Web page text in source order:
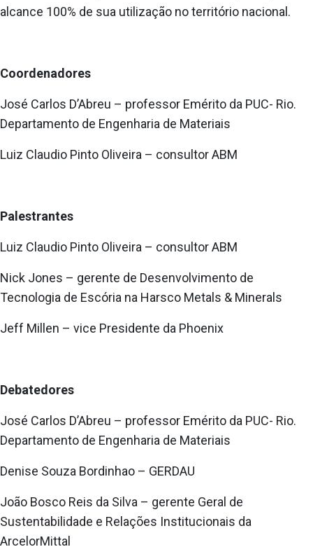
alcance 100% de sua utilização no território nacional.
Coordenadores
José Carlos D’Abreu – professor Emérito da PUC- Rio.
Departamento de Engenharia de Materiais
Luiz Claudio Pinto Oliveira – consultor ABM
Palestrantes
Luiz Claudio Pinto Oliveira – consultor ABM
Nick Jones – gerente de Desenvolvimento de
Tecnologia de Escória na Harsco Metals & Minerals
Jeff Millen – vice Presidente da Phoenix
Debatedores
José Carlos D’Abreu – professor Emérito da PUC- Rio.
Departamento de Engenharia de Materiais
Denise Souza Bordinhao – GERDAU
João Bosco Reis da Silva – gerente Geral de
Sustentabilidade e Relações Institucionais da
ArcelorMittal